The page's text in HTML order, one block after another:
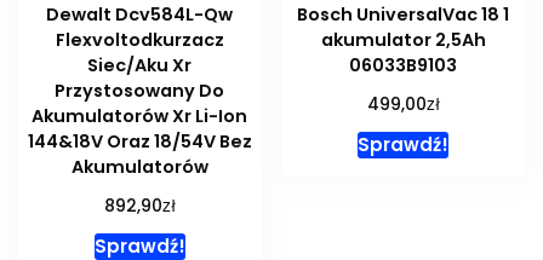
Dewalt Dcv584L-Qw
Flexvoltodkurzacz
Siec/Aku Xr
Przystosowany Do
Akumulatorów Xr Li-Ion
144&18V Oraz 18/54V Bez
Akumulatorów
892,90zł
Sprawdź!
Bosch UniversalVac 18 1
akumulator 2,5Ah
06033B9103
499,00zł
Sprawdź!